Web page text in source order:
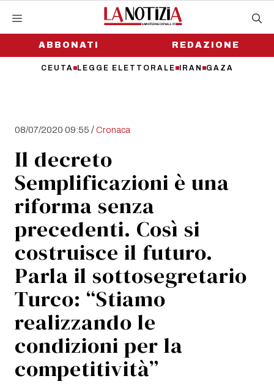
contenutoABBONATI
CEUTA LEGGE ELETTORALE IRAN GAZA
REDAZIONE
08/07/2020 09:55 /Cronaca
Il decreto
Semplificazioni è una
riforma senza
precedenti. Così si
costruisce il futuro.
Parla il sottosegretario
Turco: “Stiamo
realizzando le
condizioni per la
competitività”